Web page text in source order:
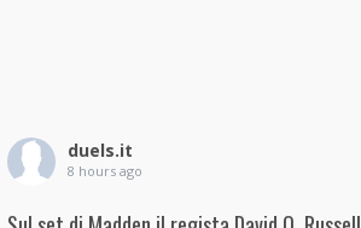
duels.it
8 hours ago